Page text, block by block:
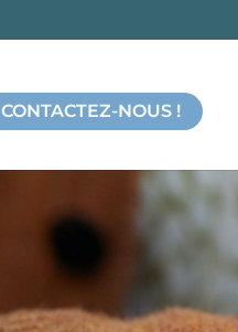
CONTACTEZ-NOUS !